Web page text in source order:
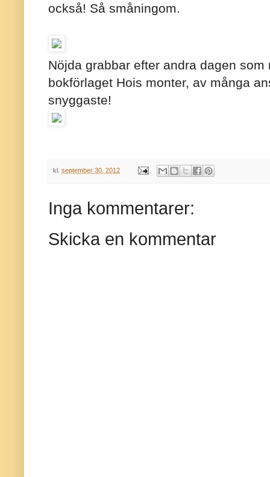
också! Så småningom.
Nöjda grabbar efter andra dagen
bokförlaget Hois monter, av många
snyggaste!
kl. september 30, 2012
Inga kommentarer:
Skicka en kommentar